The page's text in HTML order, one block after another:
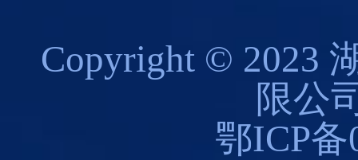
Copyright © 2023
限公
鄂ICP备